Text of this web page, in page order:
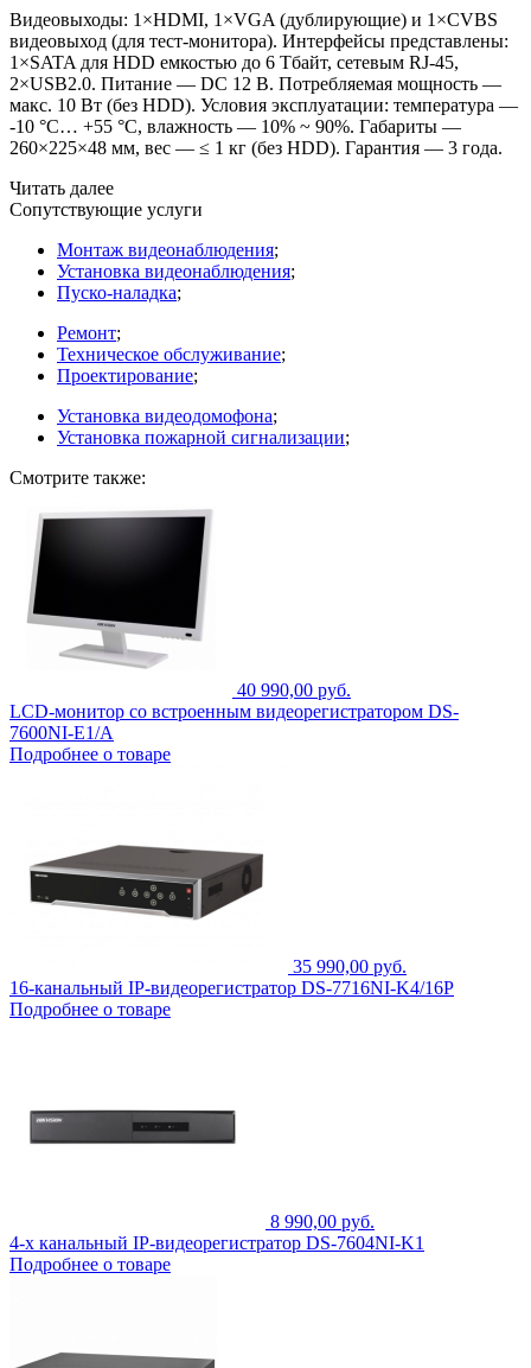
Видеовыходы: 1×HDMI, 1×VGA (дублирующие) и 1×CVBS
видеовыход (для тест-монитора). Интерфейсы представлены:
1×SATA для HDD емкостью до 6 Тбайт, сетевым RJ-45,
2×USB2.0. Питание — DC 12 В. Потребляемая мощность —
макс. 10 Вт (без HDD). Условия эксплуатации: температура —
-10 °C… +55 °C, влажность — 10% ~ 90%. Габариты —
260×225×48 мм, вес — ≤ 1 кг (без HDD). Гарантия — 3 года.
Читать далее
Сопутствующие услуги
Монтаж видеонаблюдения;
Установка видеонаблюдения;
Пуско-наладка;
Ремонт;
Техническое обслуживание;
Проектирование;
Установка видеодомофона;
Установка пожарной сигнализации;
Смотрите также:
40 990,00 руб.
LCD-монитор со встроенным видеорегистратором DS-
7600NI-E1/A
Подробнее о товаре
35 990,00 руб.
16-канальный IP-видеорегистратор DS-7716NI-K4/16P
Подробнее о товаре
8 990,00 руб.
4-х канальный IP-видеорегистратор DS-7604NI-K1
Подробнее о товаре